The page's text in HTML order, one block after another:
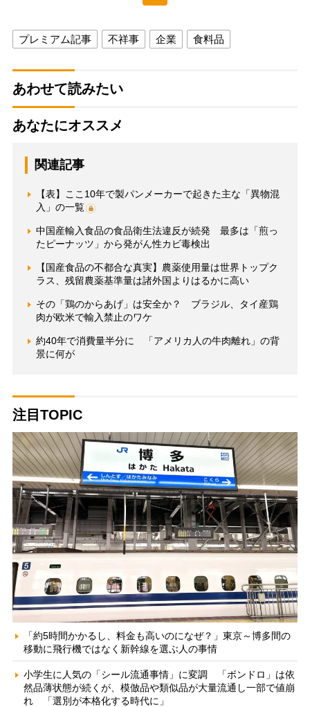
プレミアム記事 不祥事 企業 食料品
あわせて読みたい
あなたにオススメ
関連記事
【表】ここ10年で製パンメーカーで起きた主な「異物混
入」の一覧
中国産輸入食品の食品衛生法違反が続発 最多は「煎っ
たピーナッツ」から発がん性カビ毒検出
【国産食品の不都合な真実】農薬使用量は世界トップク
ラス、残留農薬基準量は諸外国よりはるかに高い
その「鶏のからあげ」は安全か？ ブラジル、タイ産鶏
肉が欧米で輸入禁止のワケ
約40年で消費量半分に 「アメリカ人の牛肉離れ」の背
景に何が
注目TOPIC
「約5時間かかるし、料金も高いのになぜ？」東京～博多間の
移動に飛行機ではなく新幹線を選ぶ人の事情
小学生に人気の「シール流通事情」に変調 「ボンドロ」は依
然品薄状態が続くが、模倣品や類似品が大量流通し一部で値崩
れ 「選別が本格化する時代に」